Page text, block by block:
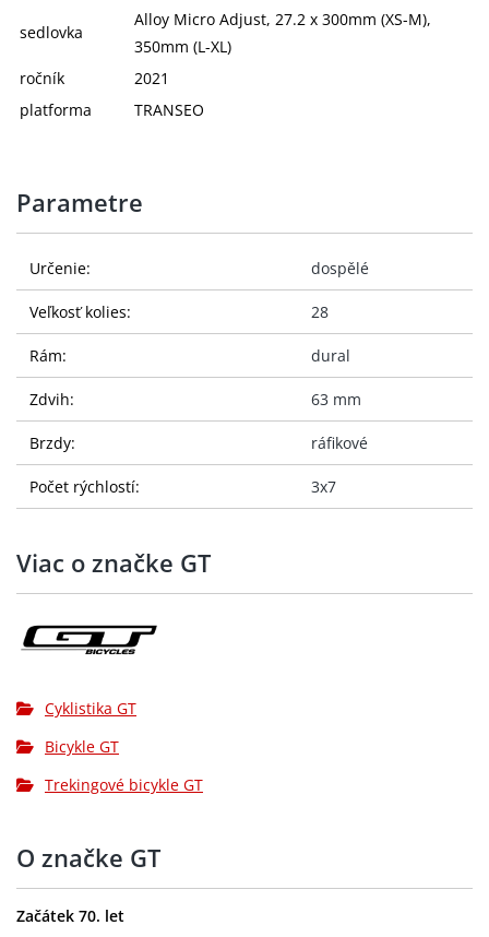
sedlovka
Alloy Micro Adjust, 27.2 x 300mm (XS-M),
350mm (L-XL)
ročník
2021
platforma
TRANSEO
Parametre
Určenie: dospělé
Veľkosť kolies: 28
Rám: dural
Zdvih: 63 mm
Brzdy: ráfikové
Počet rýchlostí: 3x7
Viac o značke GT
Cyklistika GT
Bicykle GT
Trekingové bicykle GT
O značke GT
Začátek 70. let